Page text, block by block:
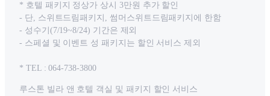
* 호텔 패키지 정상가 상시 3만원 추가 할인
- 단, 스위트드림패키지, 썸머스위트드림패키지에 한함
- 성수기(7/19~8/24) 기간은 제외
- 스페셜 및 이벤트 성 패키지는 할인 서비스 제외
* TEL : 064-738-3800
루스톤 빌라 앤 호텔 객실 및 패키지 할인 서비스